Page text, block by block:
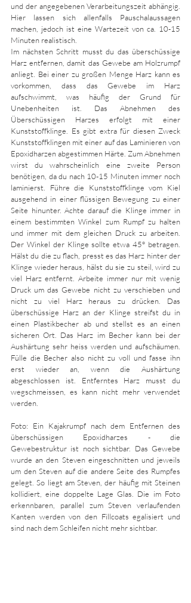
und der angegebenen Verarbeitungszeit abhängig.
Hier lassen sich allenfalls Pauschalaussagen
machen, jedoch ist eine Wartezeit von ca. 10-15
Minuten realistisch.
Im nächsten Schritt musst du das überschüssige
Harz entfernen, damit das Gewebe am Holzrumpf
anliegt. Bei einer zu großen Menge Harz kann es
vorkommen, dass das Gewebe im Harz
aufschwimmt, was häufig der Grund für
Unebenheiten ist. Das Abnehmen des
Überschüssigen Harzes erfolgt mit einer
Kunststoffklinge. Es gibt extra für diesen Zweck
Kunststoffklingen mit einer auf das Laminieren von
Epoxidharzen abgestimmen Härte. Zum Abnehmen
wirst du wahrscheinlich eine zweite Person
benötigen, da du nach 10-15 Minuten immer noch
laminierst. Führe die Kunststoffklinge vom Kiel
ausgehend in einer flüssigen Bewegung zu einer
Seite hinunter. Achte darauf die Klinge immer in
einem bestimmten Winkel zum Rumpf zu halten
und immer mit dem gleichen Druck zu arbeiten.
Der Winkel der Klinge sollte etwa 45° betragen.
Hälst du die zu flach, presst es das Harz hinter der
Klinge wieder heraus, hälst du sie zu steil, wird zu
viel Harz entfernt. Arbeite immer nur mit wenig
Druck um das Gewebe nicht zu verschieben und
nicht zu viel Harz heraus zu drücken. Das
überschüssige Harz an der Klinge streifst du in
einen Plastikbecher ab und stellst es an einen
sicheren Ort. Das Harz im Becher kann bei der
Aushärtung sehr heiss werden und aufschäumen.
Fülle die Becher also nicht zu voll und fasse ihn
erst wieder an, wenn die Aushärtung
abgeschlossen ist. Entferntes Harz musst du
wegschmeissen, es kann nicht mehr verwendet
werden.
Foto: Ein Kajakrumpf nach dem Entfernen des
überschüssigen Epoxidharzes - die
Gewebestruktur ist noch sichtbar. Das Gewebe
wurde an den Steven eingeschnitten und jeweils
um den Steven auf die andere Seite des Rumpfes
gelegt. So liegt am Steven, der häufig mit Steinen
kollidiert, eine doppelte Lage Glas. Die im Foto
erkennbaren, parallel zum Steven verlaufenden
Kanten werden von den Fillcoats egalisiert und
sind nach dem Schleifen nicht mehr sichtbar.